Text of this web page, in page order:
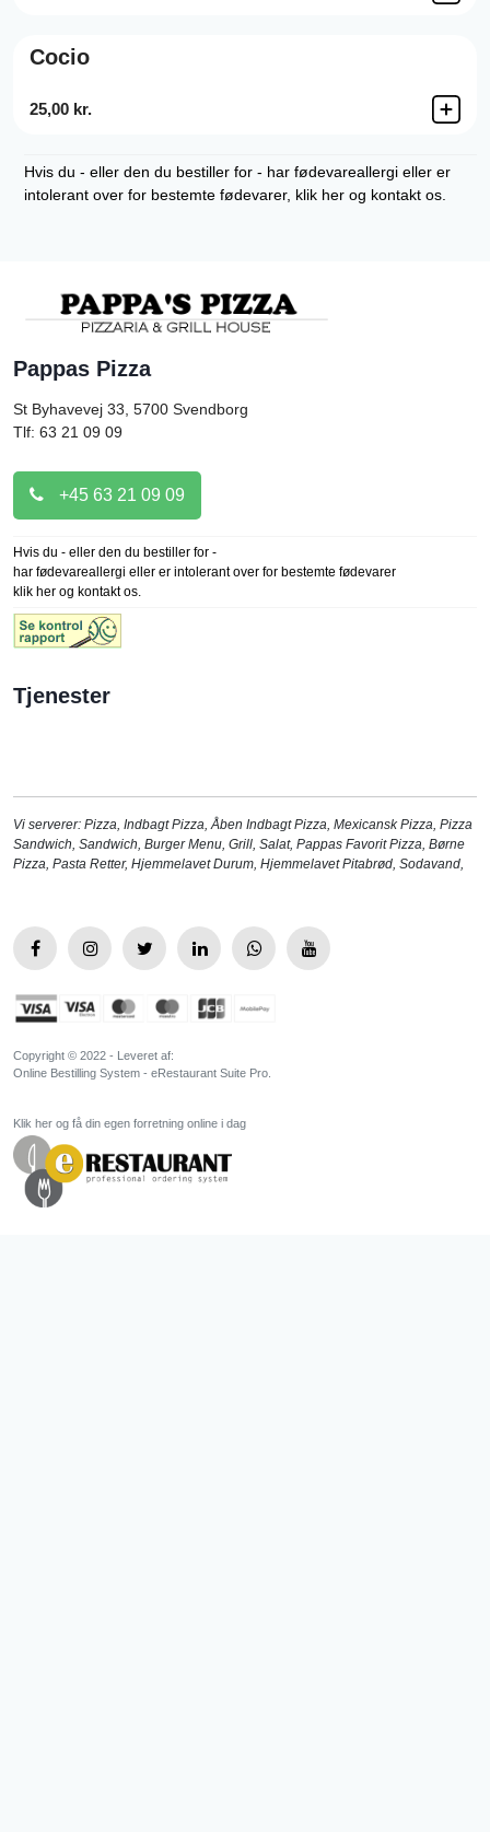
Cocio
25,00 kr.
Hvis du - eller den du bestiller for - har fødevareallergi eller er
intolerant over for bestemte fødevarer, klik her og kontakt os.
Pappas Pizza
St Byhavevej 33, 5700 Svendborg
Tlf: 63 21 09 09
+45 63 21 09 09
Hvis du - eller den du bestiller for -
har fødevareallergi eller er intolerant over for bestemte fødevarer
klik her og kontakt os.
Tjenester
Vi serverer: Pizza Indbagt Pizza Åben Indbagt Pizza Mexicansk Pizza Pizza
Sandwich Sandwich Burger Menu Grill Salat, Pappas Favorit Pizza Børne
Pizza Pasta Retter, Hjemmelavet Durum Hjemmelavet Pitabrød Sodavand
Copyright © 2022 - Leveret af:
Online Bestilling System - eRestaurant Suite Pro.
Klik her og få din egen forretning online i dag